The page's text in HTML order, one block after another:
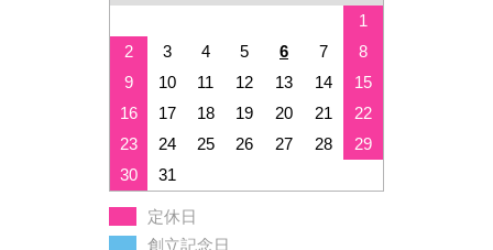
1
2
3 4 5 6 7
8
9
10 11 12 13 14
15
16
17 18 19 20 21
22
23
24 25 26 27 28
29
30
31
定休日
創立記念日